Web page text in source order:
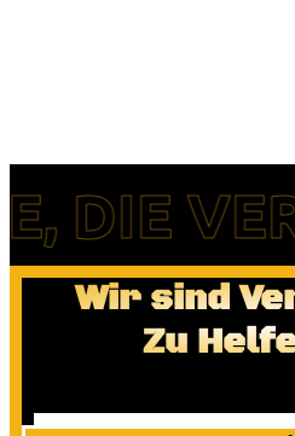
Wir sind
Zu